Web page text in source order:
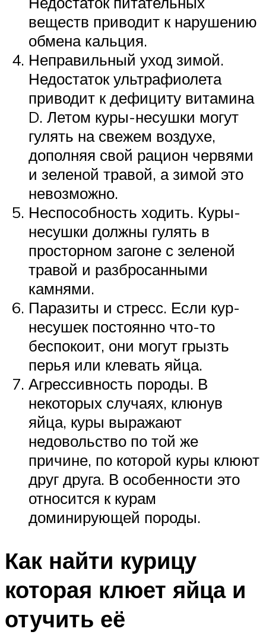
веществ приводит к нарушению
обмена кальция.
Неправильный уход зимой.
Недостаток ультрафиолета
приводит к дефициту витамина
D. Летом куры-несушки могут
гулять на свежем воздухе,
дополняя свой рацион червями
и зеленой травой, а зимой это
невозможно.
Неспособность ходить. Куры-
несушки должны гулять в
просторном загоне с зеленой
травой и разбросанными
камнями.
Паразиты и стресс. Если кур-
несушек постоянно что-то
беспокоит, они могут грызть
перья или клевать яйца.
Агрессивность породы. В
некоторых случаях, клюнув
яйца, куры выражают
недовольство по той же
причине, по которой куры клюют
друг друга. В особенности это
относится к курам
доминирующей породы.
Как найти курицу
которая клюет яйца и
отучить её